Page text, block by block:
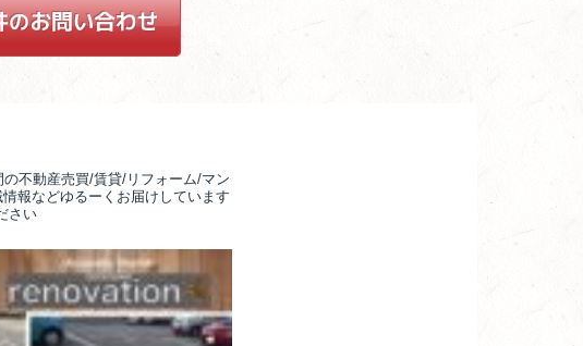
不動産売買/賃貸/リフォーム/マン
報などゆるーくお届けしています
さい